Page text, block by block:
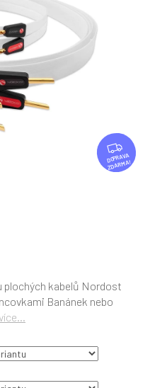
Z
D
A
ZDARMA
plochých kabelů Nordost
Banánek nebo